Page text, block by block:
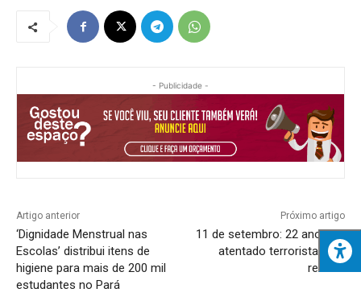
- Publicidade -
Artigo anterior
‘Dignidade Menstrual nas
Escolas’ distribui itens de
higiene para mais de 200 mil
estudantes no Pará
Próximo artigo
11 de setembro: 22 anos do
atentado terrorista; veja
relatos